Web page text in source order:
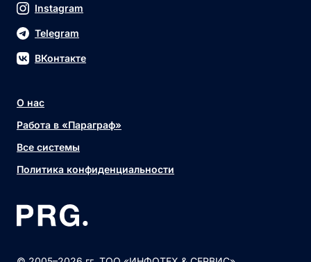
Instagram
Telegram
ВКонтакте
О нас
Работа в «Параграф»
Все системы
Политика конфиденциальности